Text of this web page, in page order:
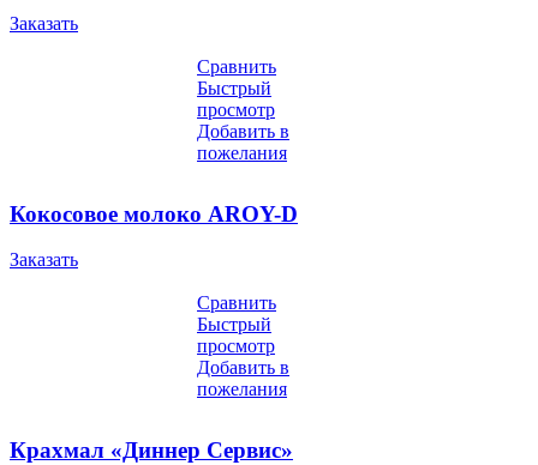
Заказать
Сравнить
Быстрый
просмотр
Добавить в
пожелания
Кокосовое молоко AROY-D
Заказать
Сравнить
Быстрый
просмотр
Добавить в
пожелания
Крахмал «Диннер Сервис»